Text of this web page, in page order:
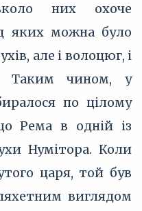
них охоче
яких можна було
але і волоцюг, і
Таким чином, у
по цілому
Рема в одній із
Нумітора. Коли
царя, той був
виглядом